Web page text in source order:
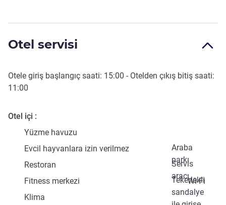
Otel servisi
Otele giriş başlangıç saati: 15:00 - Otelden çıkış bitiş saati:
11:00
Otel içi
Yüzme havuzu
Araba
parkı
Evcil hayvanlara izin verilmez
Servis
aracı
Restoran
Tekerlekli
sandalye
Fitness merkezi
Wi-Fi
Klima